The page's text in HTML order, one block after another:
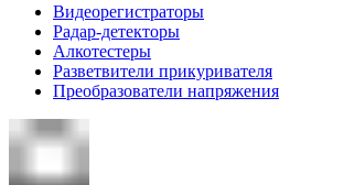
Видеорегистраторы
Радар-детекторы
Алкотестеры
Разветвители прикуривателя
Преобразователи напряжения